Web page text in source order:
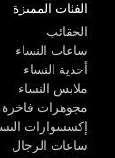
الفئات المميزة
الحقائب
ساعات النساء
أحذية النساء
ملابس النساء
مجوهرات فاخرة
إكسسوارات
ساعات الرجال